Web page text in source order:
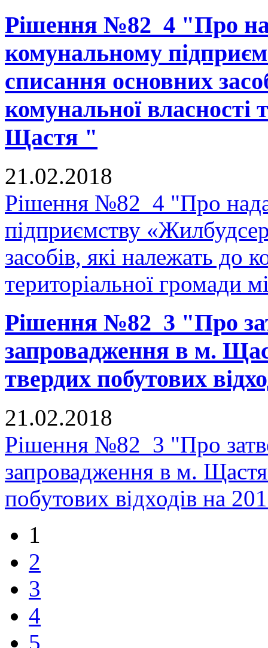
Рішення №82_4 "Про
комунальному
списання основних
комунальної власності
Щастя "
21.02.2018
Рішення №82_4 "Про
підприємству
засобів, які належать до
територіальної громади
Рішення №82_3 "Про
запровадження в м.
твердих побутових
21.02.2018
Рішення №82_3 "Про
запровадження в м.
побутових відходів на
1
2
3
4
5